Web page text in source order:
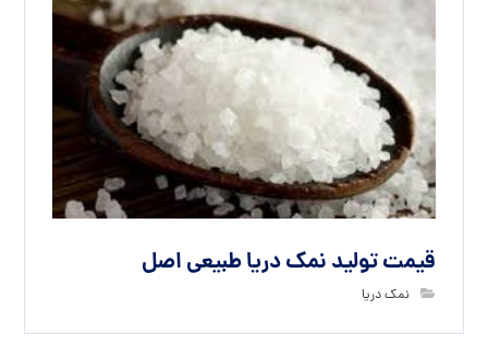
قیمت تولید نمک دریا طبیعی اصل
نمک دریا